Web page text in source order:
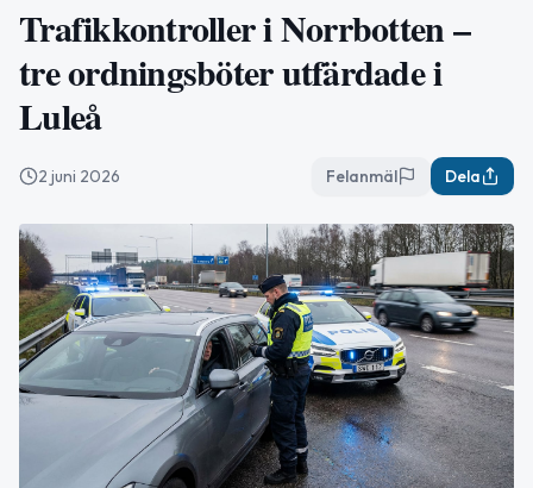
Trafikkontroller i Norrbotten –
tre ordningsböter utfärdade i
Luleå
2 juni 2026 Felanmäl Dela